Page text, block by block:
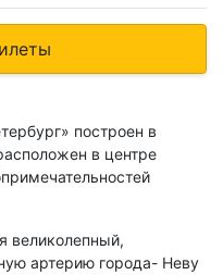
построен в
в центре
великолепный,
артерию города- Неву